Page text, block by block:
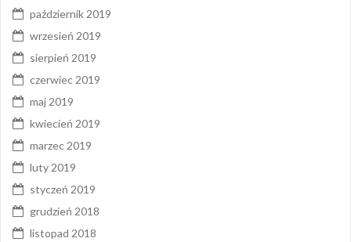
październik 2019
wrzesień 2019
sierpień 2019
czerwiec 2019
maj 2019
kwiecień 2019
marzec 2019
luty 2019
styczeń 2019
grudzień 2018
listopad 2018